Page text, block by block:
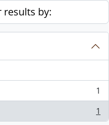
results by:
1
1